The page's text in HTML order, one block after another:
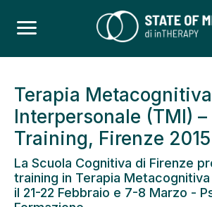
Terapia Metacognitiva
Interpersonale (TMI)
Training, Firenze 2015
La Scuola Cognitiva di Firenze
training in Terapia
il 21-22 Febbraio e 7-8 Marzo -